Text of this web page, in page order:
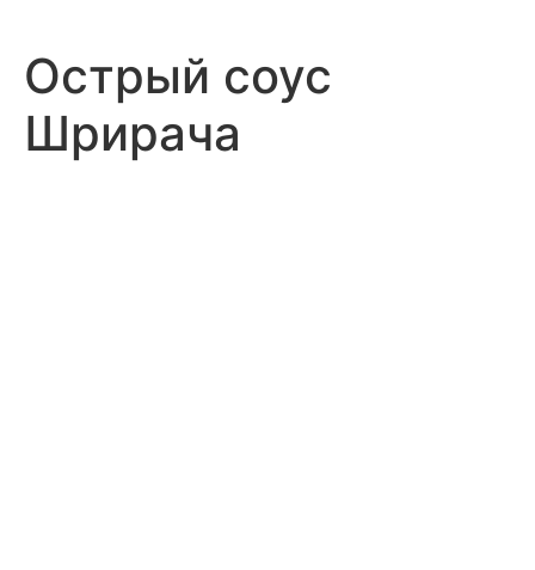
Острый соус
Шрирача